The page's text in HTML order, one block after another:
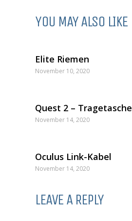
YOU MAY ALSO LIKE
Elite Riemen
November 10, 2020
Quest 2 – Tragetasche
November 14, 2020
Oculus Link-Kabel
November 14, 2020
LEAVE A REPLY